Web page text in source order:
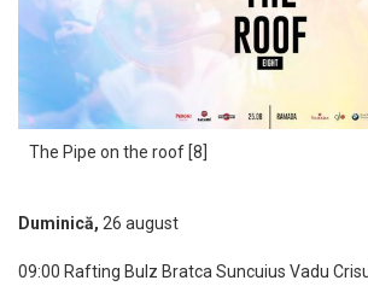
The Pipe on the roof [8]
Duminică, 26 august
09:00 Rafting Bulz Bratca Suncuius Vadu